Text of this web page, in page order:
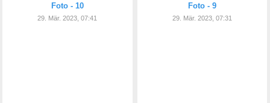
Foto - 10
29. Mär. 2023, 07:41
Foto - 9
29. Mär. 2023, 07:31